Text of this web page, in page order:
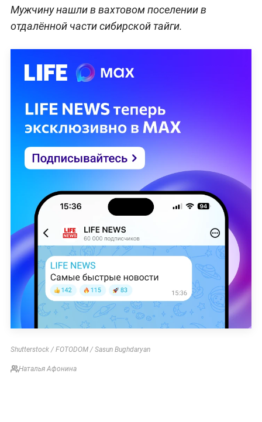
Мужчину нашли в вахтовом поселении в
отдалённой части сибирской тайги.
Shutterstock / FOTODOM / Sasun Bughdaryan
Наталья Афонина